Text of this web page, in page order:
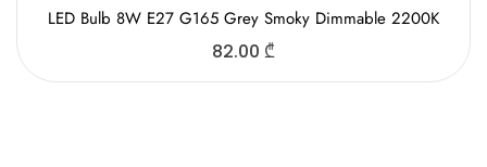
LED Bulb 8W E27 G165 Grey Smoky Dimmable 2200K
82.00 ₾